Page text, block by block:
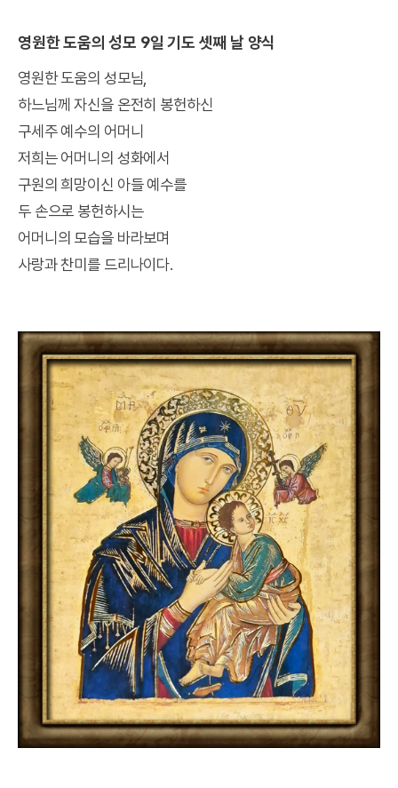
영원한 도움의 성모 9일 기도 셋째 날 양식
영원한 도움의 성모님,
하느님께 자신을 온전히 봉헌하신
구세주 예수의 어머니
저희는 어머니의 성화에서
구원의 희망이신 아들 예수를
두 손으로 봉헌하시는
어머니의 모습을 바라보며
사랑과 찬미를 드리나이다.